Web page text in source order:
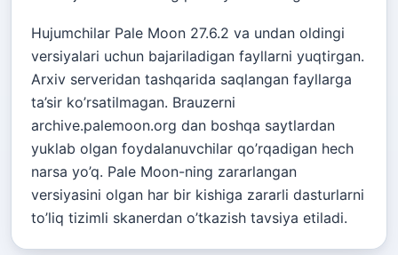
Hujumchilar Pale Moon 27.6.2 va undan oldingi
versiyalari uchun bajariladigan fayllarni yuqtirgan.
Arxiv serveridan tashqarida saqlangan fayllarga
ta’sir ko’rsatilmagan. Brauzerni
archive.palemoon.org dan boshqa saytlardan
yuklab olgan foydalanuvchilar qo’rqadigan hech
narsa yo’q. Pale Moon-ning zararlangan
versiyasini olgan har bir kishiga zararli dasturlarni
to’liq tizimli skanerdan o’tkazish tavsiya etiladi.